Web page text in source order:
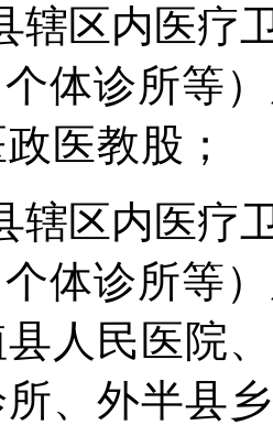
辖区内医疗
体诊所等
医教股；
辖区内医疗
体诊所等
人民医院
、外半县